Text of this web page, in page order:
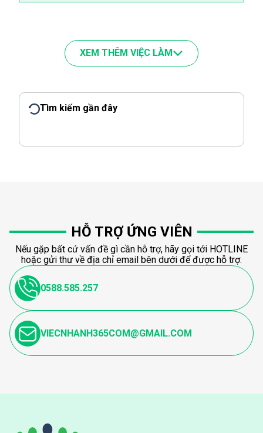
XEM THÊM VIỆC LÀM
Tìm kiếm gần đây
HỖ TRỢ ỨNG VIÊN
Nếu gặp bất cứ vấn đề gì cần hỗ trợ, hãy gọi tới HOTLINE
hoặc gửi thư về địa chỉ email bên dưới để được hỗ trợ.
0588.585.257
VIECNHANH365COM@GMAIL.COM